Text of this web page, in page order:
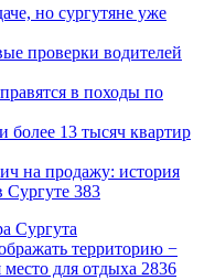
но сургутяне уже
проверки водителей
в походы по
13 тысяч квартир
на продажу: история
Сургуте 383
Сургута
территорию −
место для отдыха 2836